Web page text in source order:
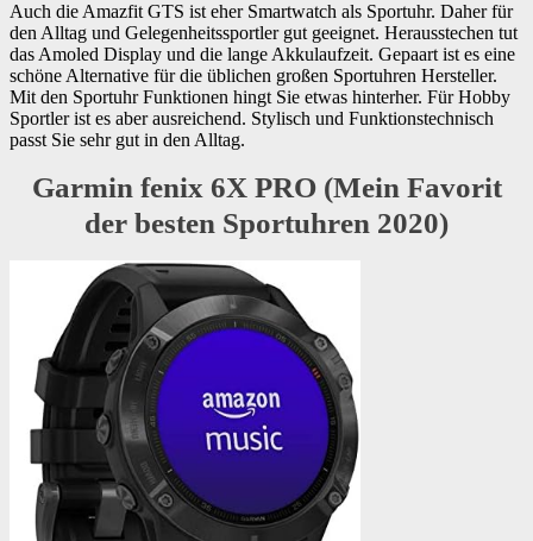
Auch die Amazfit GTS ist eher Smartwatch als Sportuhr. Daher für
den Alltag und Gelegenheitssportler gut geeignet. Herausstechen tut
das Amoled Display und die lange Akkulaufzeit. Gepaart ist es eine
schöne Alternative für die üblichen großen Sportuhren Hersteller.
Mit den Sportuhr Funktionen hingt Sie etwas hinterher. Für Hobby
Sportler ist es aber ausreichend. Stylisch und Funktionstechnisch
passt Sie sehr gut in den Alltag.
Garmin fenix 6X PRO (Mein Favorit
der besten Sportuhren 2020)